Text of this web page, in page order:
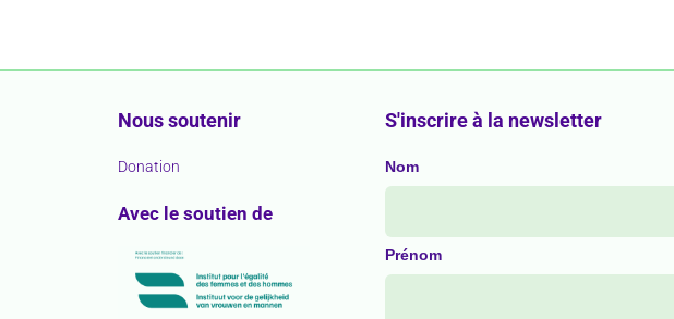
Nous soutenir
Donation
Avec le soutien de
S'inscrire à la newsletter
Nom
Prénom